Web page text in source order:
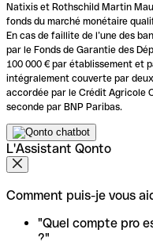
Natixis et Rothschild Martin
fonds du marché monétaire
En cas de faillite de l’une des
par le Fonds de Garantie des
100 000 € par établissement et
intégralement couverte par
accordée par le Crédit Agricole
seconde par BNP Paribas.
L'Assistant Qonto
Comment puis-je vous
"Quel compte pro